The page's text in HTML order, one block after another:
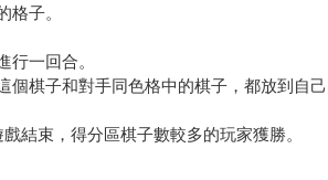
格子。
一回合。
棋子和對手同色格中的棋子，都放到自己
結束，得分區棋子數較多的玩家獲勝。